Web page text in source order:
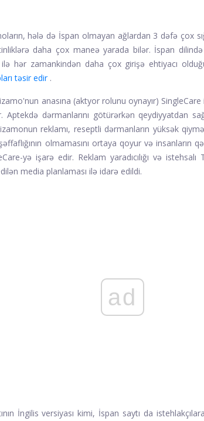
hələ də İspan olmayan ağlardan 3 dəfə çox
daha çox maneə yarada bilər. İspan
ilə hər zamankindən daha çox girişə ehtiyacı
təsir edir .
anasına (aktyor rolunu oynayır)
Aptekdə dərmanlarını götürərkən qeydiyyatdan
reklamı, reseptli dərmanların yüksək
olmamasını ortaya qoyur və
yə işarə edir. Reklam yaradıcılığı və
media planlaması ilə idarə edildi.
ad
İngilis versiyası kimi, İspan saytı da